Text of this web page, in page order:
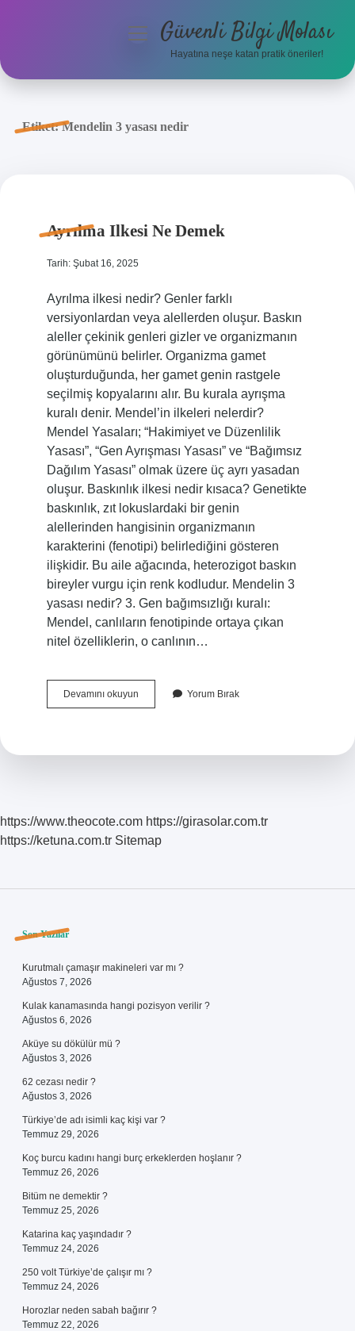
Anasayfa
menüyüGüvenli Bilgi Molası
Hayatına neşe katan pratik öneriler!
Etiket:Mendelin 3 yasası nedir
Ayrılma Ilkesi Ne Demek
Tarih: Şubat 16, 2025
Ayrılma ilkesi nedir? Genler farklı
versiyonlardan veya alellerden oluşur. Baskın
aleller çekinik genleri gizler ve organizmanın
görünümünü belirler. Organizma gamet
oluşturduğunda, her gamet genin rastgele
seçilmiş kopyalarını alır. Bu kurala ayrışma
kuralı denir. Mendel’in ilkeleri nelerdir?
Mendel Yasaları; “Hakimiyet ve Düzenlilik
Yasası”, “Gen Ayrışması Yasası” ve “Bağımsız
Dağılım Yasası” olmak üzere üç ayrı yasadan
oluşur. Baskınlık ilkesi nedir kısaca? Genetikte
baskınlık, zıt lokuslardaki bir genin
alellerinden hangisinin organizmanın
karakterini (fenotipi) belirlediğini gösteren
ilişkidir. Bu aile ağacında, heterozigot baskın
bireyler vurgu için renk kodludur. Mendelin 3
yasası nedir? 3. Gen bağımsızlığı kuralı:
Mendel, canlıların fenotipinde ortaya çıkan
nitel özelliklerin, o canlının…
Devamını okuyunAyrılma
Ilkesi
Yorum Bırak
https://www.theocote.com https://girasolar.com.tr
https://ketuna.com.tr Sitemap
Sidebar
Son Yazılar
Kurutmalı çamaşır makineleri var mı ?
Ağustos 7, 2026
Kulak kanamasında hangi pozisyon verilir ?
Ağustos 6, 2026
Aküye su dökülür mü ?
Ağustos 3, 2026
62 cezası nedir ?
Ağustos 3, 2026
Türkiye’de adı isimli kaç kişi var ?
Temmuz 29, 2026
Koç burcu kadını hangi burç erkeklerden hoşlanır ?
Temmuz 26, 2026
Bitüm ne demektir ?
Temmuz 25, 2026
Katarina kaç yaşındadır ?
Temmuz 24, 2026
250 volt Türkiye’de çalışır mı ?
Temmuz 24, 2026
Horozlar neden sabah bağırır ?
Temmuz 22, 2026